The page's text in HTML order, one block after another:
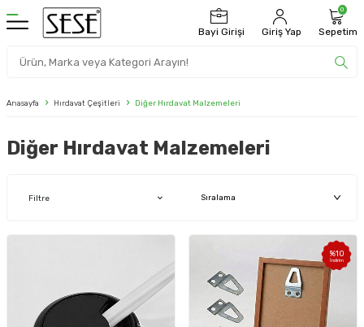
Bayi Girişi Giriş Yap
0
Sepetim
Anasayfa Hırdavat Çeşitleri Diğer Hırdavat Malzemeleri
Diğer Hırdavat Malzemeleri
Filtre
%10
İndirim